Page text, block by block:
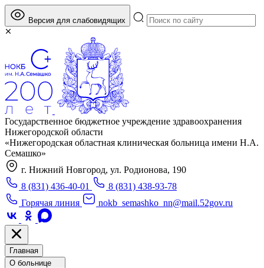
Версия для слабовидящих
Государственное бюджетное учреждение здравоохранения
Нижегородской области
«Нижегородская областная клиническая больница имени Н.А.
Семашко»
г. Нижний Новгород, ул. Родионова, 190
8 (831) 436-40-01
8 (831) 438-93-78
Горячая линия
nokb_semashko_nn@mail.52gov.ru
Главная
О больнице